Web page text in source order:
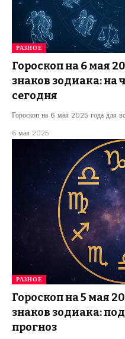
РАЗНОЕ
Гороскоп на 6 мая
знаков зодиака: на
сегодня
Гороскоп на 6 мая 2025 года для
6 мая 2025
РАЗНОЕ
Гороскоп на 5 мая
знаков зодиака:
прогноз